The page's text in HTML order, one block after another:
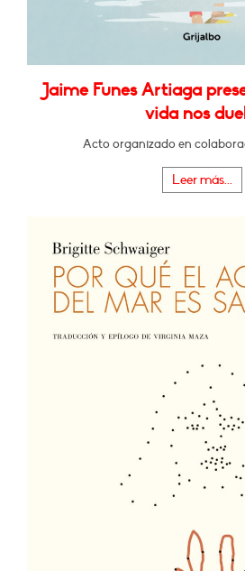
Jaime Funes Artiaga
vida nos
Acto organizado en
Leer más...